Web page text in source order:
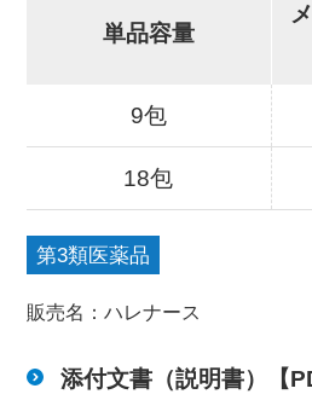
単品容量
9包
18包
第3類医薬品
販売名：ハレナース
添付文書（説明書）【